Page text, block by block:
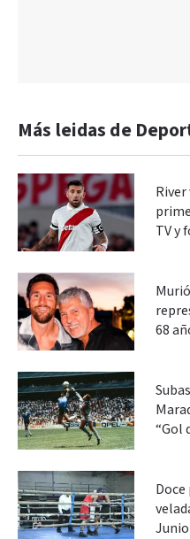
Más leidas de
River
TV y
68
“Gol